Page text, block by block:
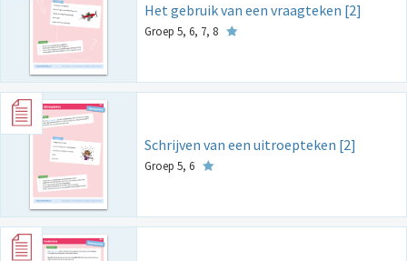
Het gebruik van een vraagteken [2]
Groep 5, 6, 7, 8
Schrijven van een uitroepteken [2]
Groep 5, 6